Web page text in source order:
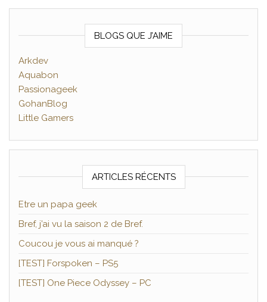
BLOGS QUE J’AIME
Arkdev
Aquabon
Passionageek
GohanBlog
Little Gamers
ARTICLES RÉCENTS
Etre un papa geek
Bref, j’ai vu la saison 2 de Bref.
Coucou je vous ai manqué ?
[TEST] Forspoken – PS5
[TEST] One Piece Odyssey – PC